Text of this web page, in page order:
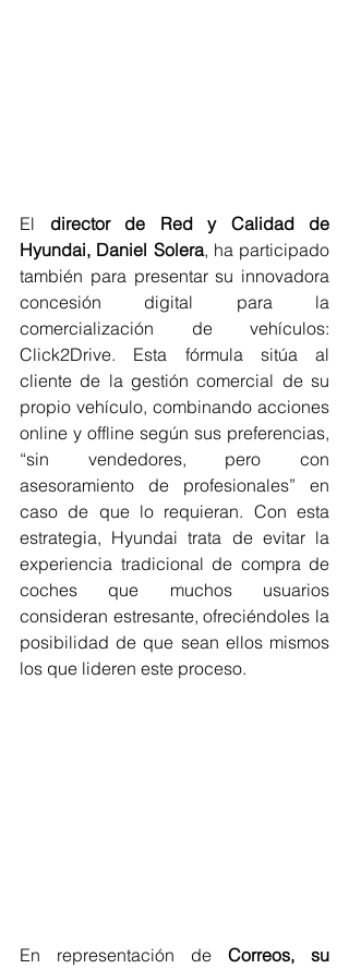
El director de Red y Calidad de
Hyundai, Daniel Solera, ha participado
también para presentar su innovadora
concesión digital para la
comercialización de vehículos:
Click2Drive. Esta fórmula sitúa al
cliente de la gestión comercial de su
propio vehículo, combinando acciones
online y offline según sus preferencias,
“sin vendedores, pero con
asesoramiento de profesionales” en
caso de que lo requieran. Con esta
estrategia, Hyundai trata de evitar la
experiencia tradicional de compra de
coches que muchos usuarios
consideran estresante, ofreciéndoles la
posibilidad de que sean ellos mismos
los que lideren este proceso.
En representación de Correos, su